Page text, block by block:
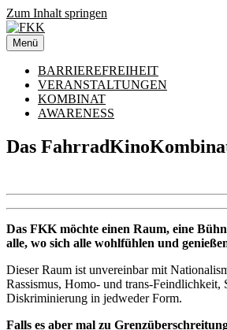
Zum Inhalt springen
Menü
BARRIEREFREIHEIT
VERANSTALTUNGEN
KOMBINAT
AWARENESS
Das
Das FKK möchte einen Raum, eine
alle, wo sich alle wohlfühlen und
Dieser Raum ist unvereinbar mit
Rassismus, Homo- und trans-Feindlichkeit,
Diskriminierung in jedweder Form.
Falls es aber mal zu